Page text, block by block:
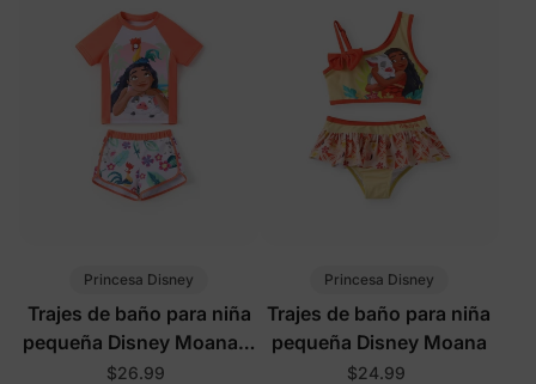
Princesa Disney
Trajes de baño para niña
pequeña Disney Moana 2
piezas con protección
$26.99
Princesa Disney
Trajes de baño para niña
pequeña Disney Moana
$24.99